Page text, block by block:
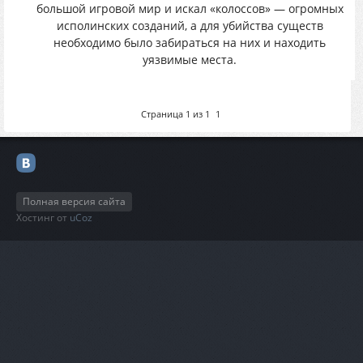
большой игровой мир и искал «колоссов» — огромных
исполинских созданий, а для убийства существ
необходимо было забираться на них и находить
уязвимые места.
Страница 1 из 1 1
Полная версия сайта
Хостинг от uCoz